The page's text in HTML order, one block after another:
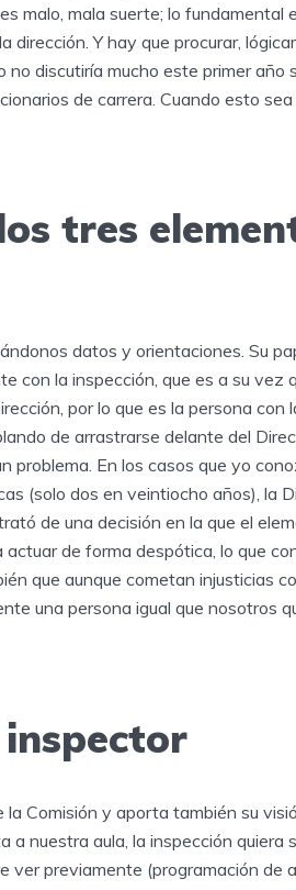
malo, mala suerte; lo fundamental
Y hay que procurar,
discutiría mucho este primer año
de carrera. Cuando esto
tres
datos y orientaciones. Su
con la inspección, que es a su vez
por lo que es la persona con
de arrastrarse delante del
problema. En los casos que yo
(solo dos en veintiocho años), la
de una decisión en la que el
de forma despótica, lo que
que aunque cometan injusticias
una persona igual que nosotros
la Comisión y aporta también su
a nuestra aula, la inspección quiera
ver previamente (programación de